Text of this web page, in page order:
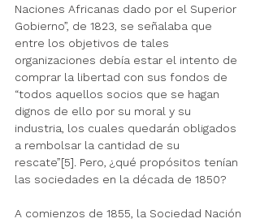
Naciones Africanas dado por el Superior
Gobierno”, de 1823, se señalaba que
entre los objetivos de tales
organizaciones debía estar el intento de
comprar la libertad con sus fondos de
“todos aquellos socios que se hagan
dignos de ello por su moral y su
industria, los cuales quedarán obligados
a rembolsar la cantidad de su
rescate”[5]. Pero, ¿qué propósitos tenían
las sociedades en la década de 1850?
A comienzos de 1855, la Sociedad Nación